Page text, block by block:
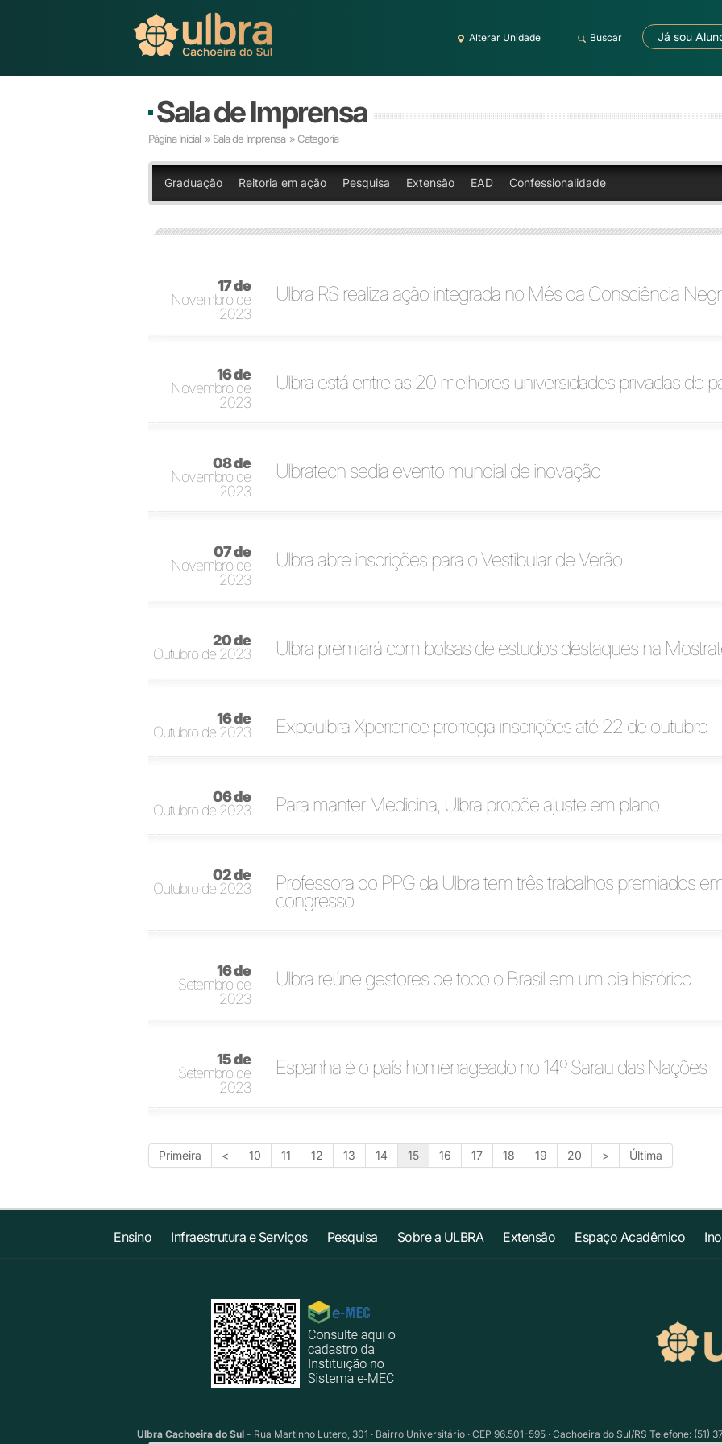
Alterar Unidade Buscar Já sou
Sala de Imprensa
Página Inicial » Sala de Imprensa » Categoria
Graduação Reitoria em ação Pesquisa Extensão EAD Confessionalidade
17 de
Novembro de
2023
Ulbra RS realiza ação integrada no Mês da Consciência
16 de
Novembro de
2023
Ulbra está entre as 20 melhores universidades privadas do
08 de
Novembro de
2023
Ulbratech sedia evento mundial de inovação
07 de
Novembro de
2023
Ulbra abre inscrições para o Vestibular de Verão
20 de
Outubro de 2023
Ulbra premiará com bolsas de estudos destaques na
16 de
Outubro de 2023
Expoulbra Xperience prorroga inscrições até 22 de outubro
06 de
Outubro de 2023
Para manter Medicina, Ulbra propõe ajuste em plano
02 de
Outubro de 2023
Professora do PPG da Ulbra tem três trabalhos premiados
congresso
16 de
Setembro de
2023
Ulbra reúne gestores de todo o Brasil em um dia histórico
15 de
Setembro de
2023
Espanha é o país homenageado no 14º Sarau das Nações
Primeira < 10 11 12 13 14 15 16 17 18 19 20 > Última
Ensino Infraestrutura e Serviços Pesquisa Sobre a ULBRA Extensão Espaço Acadêmico
Ulbra Cachoeira do Sul - Rua Martinho Lutero, 301 · Bairro Universitário · CEP 96.501-595 · Cachoeira do Sul/RS Telefone: (51)